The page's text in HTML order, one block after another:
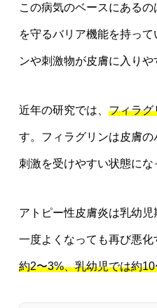
この病気のベースにあるの
を守るバリア機能を持っ
ンや刺激物が皮膚に入り
近年の研究では、 フィラグ
す。フィラグリンは皮膚
刺激を受けやすい状態にな
アトピー性皮膚炎は乳幼
一度よくなっても再び悪
約2〜3%、乳幼児では約